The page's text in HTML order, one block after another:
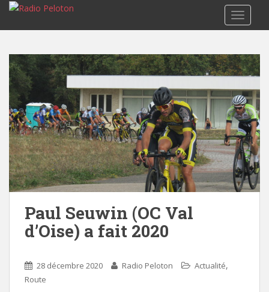
Paul Seuwin (OC Val
d’Oise) a fait 2020
28 décembre 2020 Radio Peloton Actualité,
Route